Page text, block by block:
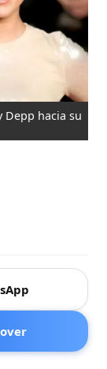
Depp hacia su